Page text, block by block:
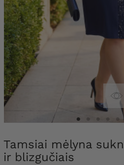
Tamsiai mėlyna suknelė su aksomu
ir blizgučiais